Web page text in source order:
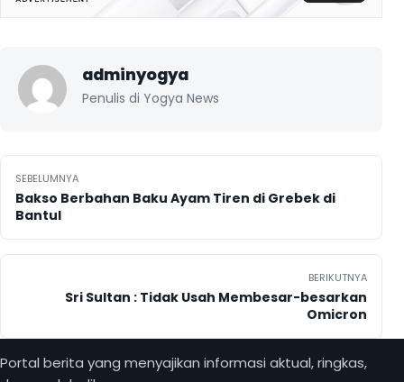
adminyogya
Penulis di Yogya News
Navigasi pos
SEBELUMNYA
Bakso Berbahan Baku Ayam Tiren di Grebek di
Bantul
BERIKUTNYA
Sri Sultan : Tidak Usah Membesar-besarkan
Omicron
Portal berita yang menyajikan informasi aktual, ringkas,